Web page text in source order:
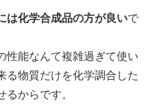
は化学合成品の方が良いで
性能なんて複雑過ぎて使い
る物質だけを化学調合した
からです。